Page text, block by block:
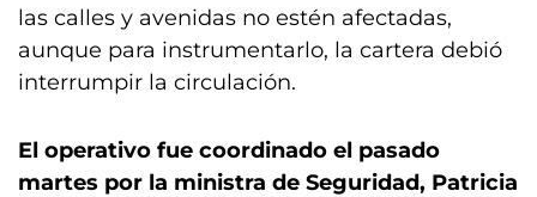
las calles y avenidas no estén afectadas,
aunque para instrumentarlo, la cartera debió
interrumpir la circulación.
El operativo fue coordinado el pasado
martes por la ministra de Seguridad, Patricia